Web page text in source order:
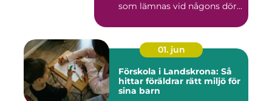
som lämnas vid någons dör...
01. jun
Förskola i Landskrona: Så
hittar föräldrar rätt miljö för
sina barn